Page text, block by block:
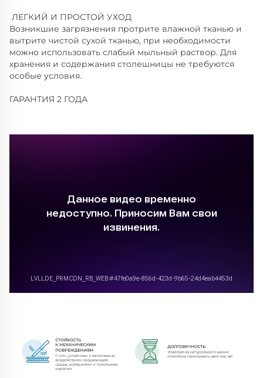
ЛЕГКИЙ И ПРОСТОЙ УХОД
Возникшие загрязнения протрите влажной тканью и
вытрите чистой сухой тканью, при необходимости
можно использовать слабый мыльный раствор. Для
хранения и содержания столешницы не требуются
особые условия.
ГАРАНТИЯ 2 ГОДА